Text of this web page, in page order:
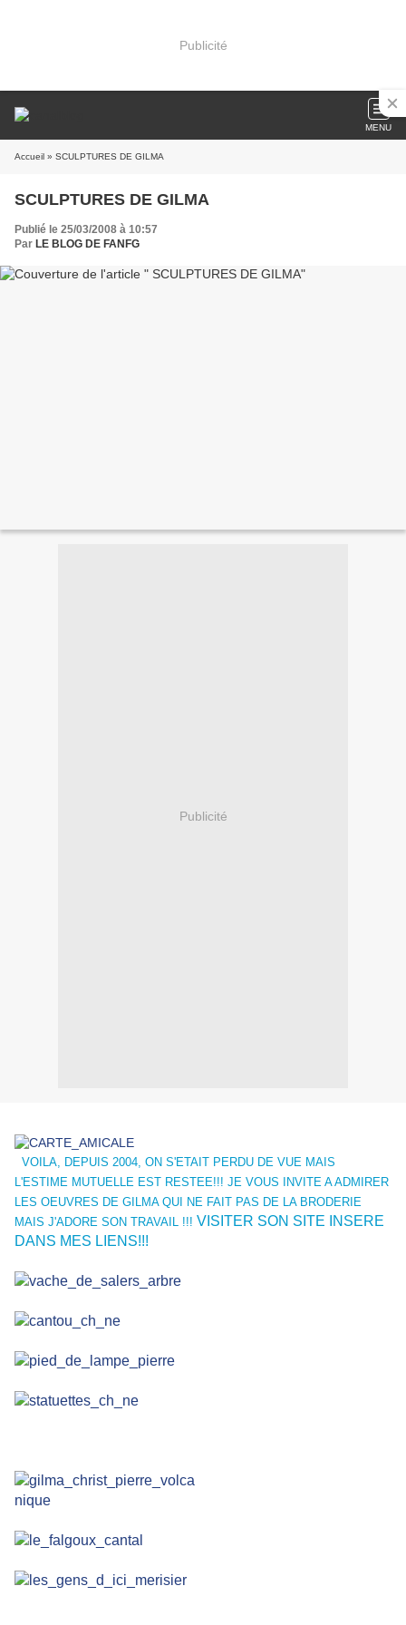
Publicité
MENU
Accueil » SCULPTURES DE GILMA
SCULPTURES DE GILMA
Publié le 25/03/2008 à 10:57
Par LE BLOG DE FANFG
Publicité
VOILA, DEPUIS 2004, ON S'ETAIT PERDU DE VUE MAIS
L'ESTIME MUTUELLE EST RESTEE!!! JE VOUS INVITE A ADMIRER
LES OEUVRES DE GILMA QUI NE FAIT PAS DE LA BRODERIE
MAIS J'ADORE SON TRAVAIL !!! VISITER SON SITE INSERE
DANS MES LIENS!!!